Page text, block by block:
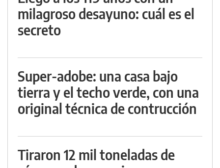
milagroso desayuno: cuál es el
secreto
Super-adobe: una casa bajo
tierra y el techo verde, con una
original técnica de contrucción
Tiraron 12 mil toneladas de